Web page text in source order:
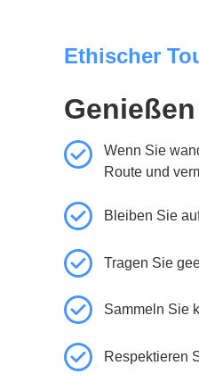
Ethischer
Wenn Sie
Route und
Bleiben Sie
Tragen Sie
Sammeln Sie
Respektieren